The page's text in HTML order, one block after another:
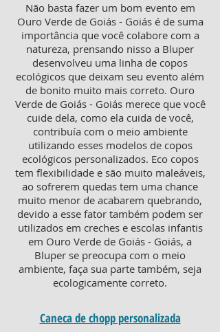
Não basta fazer um bom evento em
Ouro Verde de Goiás - Goiás é de suma
importância que você colabore com a
natureza, prensando nisso a Bluper
desenvolveu uma linha de copos
ecológicos que deixam seu evento além
de bonito muito mais correto. Ouro
Verde de Goiás - Goiás merece que você
cuide dela, como ela cuida de você,
contribuía com o meio ambiente
utilizando esses modelos de copos
ecológicos personalizados. Eco copos
tem flexibilidade e são muito maleáveis,
ao sofrerem quedas tem uma chance
muito menor de acabarem quebrando,
devido a esse fator também podem ser
utilizados em creches e escolas infantis
em Ouro Verde de Goiás - Goiás, a
Bluper se preocupa com o meio
ambiente, faça sua parte também, seja
ecologicamente correto.
Caneca de chopp personalizada